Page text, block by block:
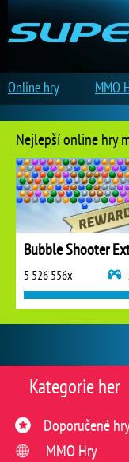
Kategorie her
Doporučené
MMO Hry
Nejlepší online hry
5 526 556x
Online hry MMO